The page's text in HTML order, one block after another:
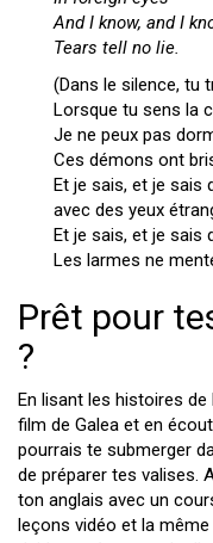
And I know, and I
Tears tell no lie.
(Dans le silence, tu
Lorsque tu sens la
Je ne peux pas
Ces démons ont
Et je sais, et je sais
avec des yeux
Et je sais, et je sais
Les larmes ne
Prêt pour
?
En lisant les histoires de
film de Galea et en
pourrais te submerger
de préparer tes valises.
ton anglais avec un
leçons vidéo et la